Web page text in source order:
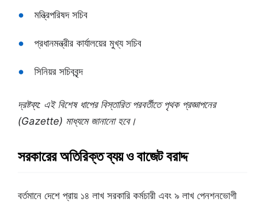
মন্ত্রিপরিষদ সচিব
প্রধানমন্ত্রীর কার্যালয়ের মুখ্য সচিব
সিনিয়র সচিববৃন্দ
দ্রষ্টব্য: এই বিশেষ ধাপের বিস্তারিত পরবর্তীতে পৃথক প্রজ্ঞাপনের
(Gazette) মাধ্যমে জানানো হবে।
সরকারের অতিরিক্ত ব্যয় ও বাজেট বরাদ্দ
বর্তমানে দেশে প্রায় ১৪ লাখ সরকারি কর্মচারী এবং ৯ লাখ পেনশনভোগী